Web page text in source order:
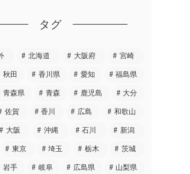
タグ
北海道 大阪府 宮崎
秋田 香川県 愛知 福島県
青森県 青森 鹿児島 大分
佐賀 香川 広島 和歌山
大阪 沖縄 石川 新潟
東京 埼玉 栃木 茨城
岩手 岐阜 広島県 山梨県